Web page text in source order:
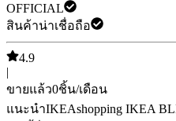
OFFICIAL
สินค้าน่าเชื่อถือ
4.9
|
ขายแล้ว0ชิ้น/เดือน
แนะนำIKEAshopping IKEA